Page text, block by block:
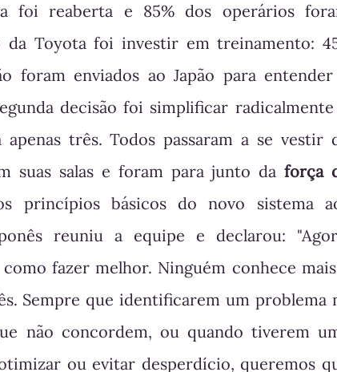
foi reaberta e 85% dos operários
da Toyota foi investir em treinamento:
foram enviados ao Japão para
decisão foi simplificar
três. Todos passaram a se vestir
suas salas e foram para junto daforça
princípios básicos do novo sistema
reuniu a equipe e declarou:
fazer melhor. Ninguém conhece
Sempre que identificarem um problema
não concordem, ou quando tiverem
ou evitar desperdício, queremos